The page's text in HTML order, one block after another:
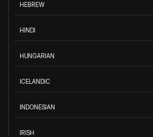
HEBREW
HINDI
HUNGARIAN
ICELANDIC
INDONESIAN
IRISH